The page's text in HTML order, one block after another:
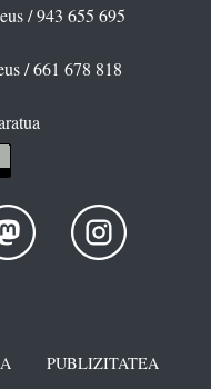
/ 943 655 695
/ 661 678 818
PUBLIZITATEA